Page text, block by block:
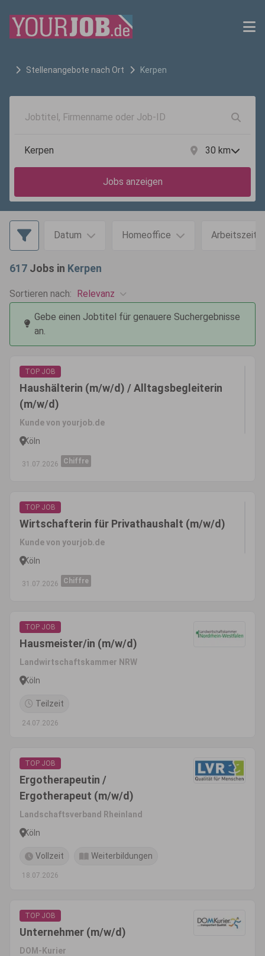
Stellenangebote nach Ort Kerpen
30 km
Jobs anzeigen
Datum Homeoffice Arbeitszeit
617 Jobs in Kerpen
Sortieren nach: Relevanz
Gebe einen Jobtitel für genauere Suchergebnisse
an.
TOP JOB
Haushälterin (m/w/d) / Alltagsbegleiterin
(m/w/d)
Kunde von yourjob.de
Köln
31.07.2026 Chiffre
TOP JOB
Wirtschafterin für Privathaushalt (m/w/d)
Kunde von yourjob.de
Köln
31.07.2026 Chiffre
TOP JOB
Hausmeister/in (m/w/d)
Landwirtschaftskammer NRW
Köln
Teilzeit
24.07.2026
TOP JOB
Ergotherapeutin /
Ergotherapeut (m/w/d)
Landschaftsverband Rheinland
Köln
Vollzeit Weiterbildungen
18.07.2026
TOP JOB
Unternehmer (m/w/d)
DOM-Kurier